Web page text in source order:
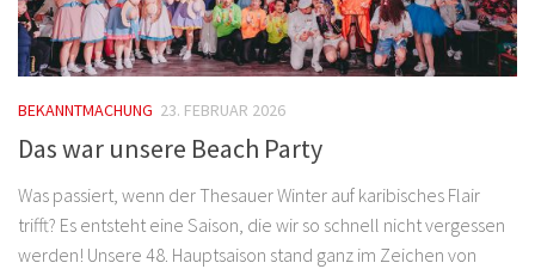
BEKANNTMACHUNG 23. FEBRUAR 2026
Das war unsere Beach Party
Was passiert, wenn der Thesauer Winter auf karibisches Flair
trifft? Es entsteht eine Saison, die wir so schnell nicht vergessen
werden! Unsere 48. Hauptsaison stand ganz im Zeichen von